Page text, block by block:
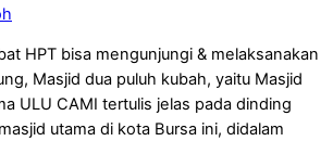
HPT bisa mengunjungi & melaksanakan
Masjid dua puluh kubah, yaitu Masjid
ULU CAMI tertulis jelas pada dinding
utama di kota Bursa ini, didalam